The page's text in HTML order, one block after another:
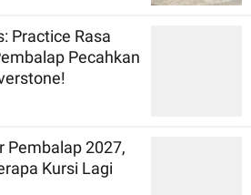
Practice Rasa
Pecahkan
Pembalap 2027,
Kursi Lagi